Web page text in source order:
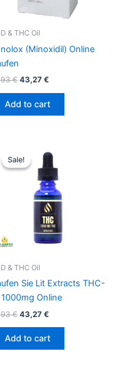
& THC Oil
(Minoxidil) Online
€43,27€
Add to cart
Sale!
Sale!
& THC Oil
Sie Lit Extracts THC-
1000mg Online
€
price
was:
51,93 €.
43,27€
price
is:
43,27 €.
Add to cart